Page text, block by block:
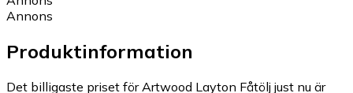
Annons
Produktinformation
Det billigaste priset för Artwood Layton Fåtölj just nu är